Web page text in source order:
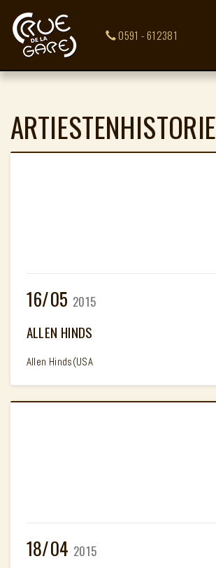
0591 - 612381
ARTIESTENHISTORIE
16/05 2015
ALLEN HINDS
Allen Hinds(USA
18/04 2015